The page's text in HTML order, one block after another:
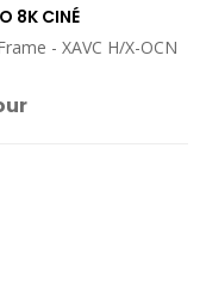
8K CINÉ
- XAVC H/X-OCN